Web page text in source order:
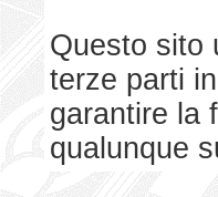
Questo sito
terze parti
garantire la
qualunque